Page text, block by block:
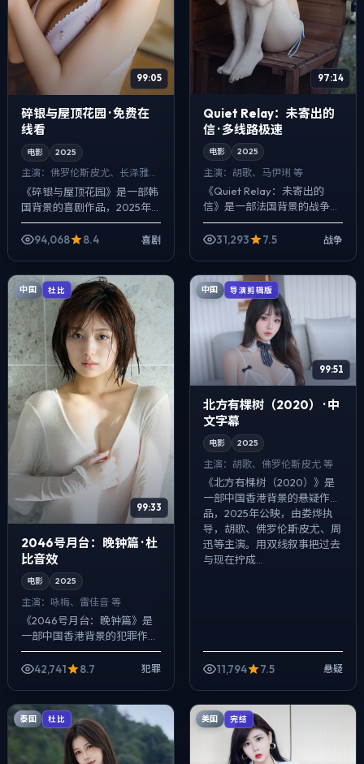
99:05
碎银与屋顶花园 · 免费在
线看
电影 2025
主演： 佛罗伦斯·皮尤、长泽雅美
等
《碎银与屋顶花园》是一部韩
国背景的喜剧作品，2025年
公映，由李安执导，佛罗伦斯·
皮尤、长泽雅美、安藤樱等主
94,068 8.4 喜剧
97:14
Quiet Relay：未寄出的
信 · 多线路极速
电影 2025
主演： 胡歌、马伊琍 等
《Quiet Relay：未寄出的
信》是一部法国背景的战争作
品，2025年公映，由魏德圣
执导，胡歌、马伊琍、蕾雅·赛
31,293 7.5 战争
中国 杜比
99:33
2046号月台：晚钟篇 · 杜
比音效
电影 2025
主演： 咏梅、雷佳音 等
《2046号月台：晚钟篇》是
一部中国香港背景的犯罪作
品，2025年公映，由克里斯
托弗·诺兰执导，咏梅、雷佳
42,741 8.7 犯罪
中国 导演剪辑版
99:51
北方有棵树（2020） · 中
文字幕
电影 2025
主演： 胡歌、佛罗伦斯·皮尤 等
《北方有棵树（2020）》是
一部中国香港背景的悬疑作
品，2025年公映，由娄烨执
导，胡歌、佛罗伦斯·皮尤、周
迅等主演。用双线叙事把过去
与现在拧成...
11,794 7.5 悬疑
泰国 杜比 美国 完结